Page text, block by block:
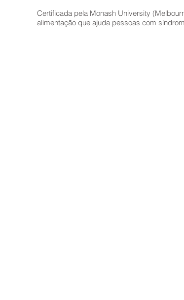
Certificada pela Monash University
alimentação que ajuda pessoas com